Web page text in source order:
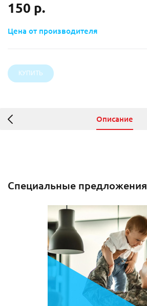
150 р.
Цена от производителя
Описание
Специальные предложения